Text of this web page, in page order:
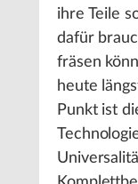
ihre Teile
dafür
fräsen
heute
Punkt ist